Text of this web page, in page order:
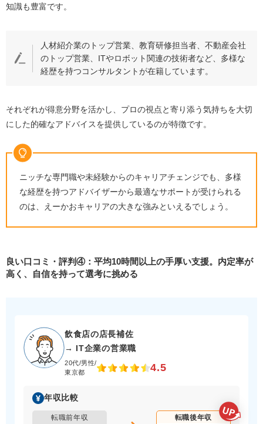
知識も豊富です。
人材紹介業のトップ営業、教育研修担当者、不動産会社
のトップ営業、ITやロボット関連の技術者など、多様な
経歴を持つコンサルタントが在籍しています。
それぞれが得意分野を活かし、プロの視点と寄り添う気持ちを大切
にした的確なアドバイスを提供しているのが特徴です。
ニッチな専門職や未経験からのキャリアチェンジでも、多様
な経歴を持つアドバイザーから最適なサポートが受けられる
のは、えーかおキャリアの大きな強みといえるでしょう。
良い口コミ・評判④：平均10時間以上の手厚い支援。内定率が
高く、自信を持って選考に挑める
飲食店の店長補佐
→ IT企業の営業職
20代/男性/
東京都
4.5
年収比較
転職前年収 転職後年収